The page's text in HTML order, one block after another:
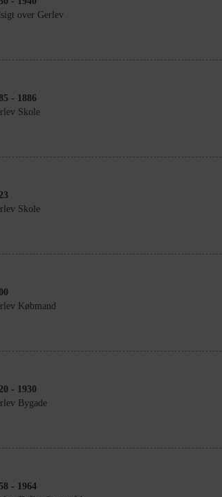
over Gerlev
- 1886
Skole
Skole
Købmand
- 1930
Bygade
- 1964